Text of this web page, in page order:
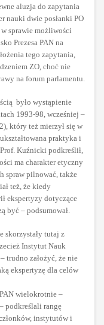
aluzja do zapytania
nauki dwie posłanki PO
sprawie możliwości
Prezesa PAN na
tego zapytania,
ZO, choć nie
na forum parlamentu.
było wystąpienie
1993-98, wcześniej –
który też mierzył się w
praktyka i
Kuźnicki podkreślił,
ma charakter etyczny
spraw pilnować, także
też, że kiedy
ekspertyzy dotyczące
być – podsumował.
skorzystały tutaj z
Instytut Nauk
trudno założyć, że nie
ekspertyzę dla celów
wielokrotnie –
podkreślali rangę
instytutów i